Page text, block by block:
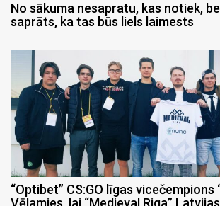
No sākuma nesapratu, kas notiek,
saprāts, ka tas būs liels laimests
“Optibet” CS:GO līgas vicečempions
Vēlamies, lai “Medieval Riga”